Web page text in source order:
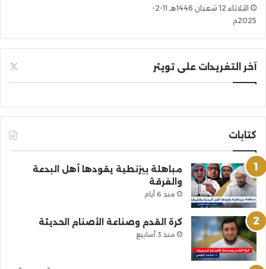
الثلاثاء 12 شعبان 1446هـ 11-2-
2025م
آخر التغريدات على تويتر
كتابات
مباهلة بيزنطية يقودها أهل البدعة
والفرقة
منذ 6 أيام
كرة القدم وصناعة الأصنام الحديثة
منذ 3 أسابيع